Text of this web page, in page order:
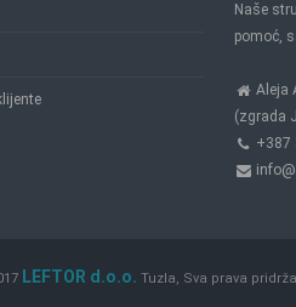
Naše
pomoć,
Aleja
(zgrada
+387
LEFTOR d.o.o. Tuzla, Sva prava